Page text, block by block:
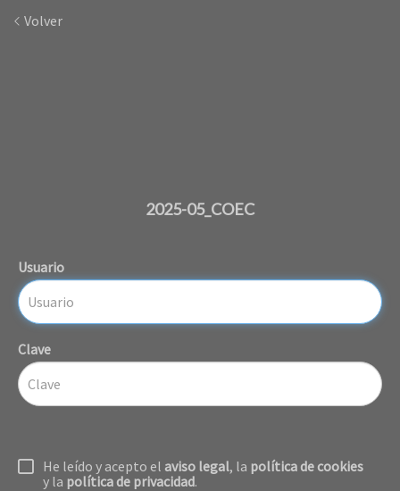
Volver
2025-05_COEC
Usuario
Clave
He leído y acepto el aviso legal, la política de cookies
y la política de privacidad.